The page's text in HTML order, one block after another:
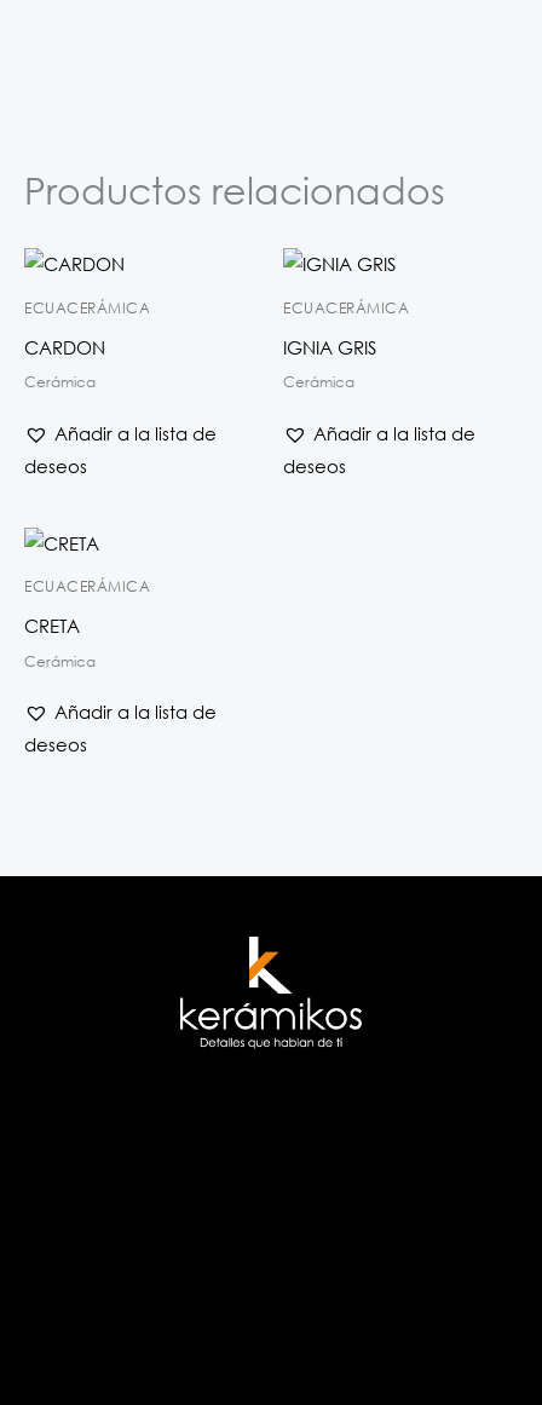
Productos relacionados
ECUACERÁMICA
CARDON
Cerámica
Añadir a la lista de
deseos
ECUACERÁMICA
IGNIA GRIS
Cerámica
Añadir a la lista de
deseos
ECUACERÁMICA
CRETA
Cerámica
Añadir a la lista de
deseos